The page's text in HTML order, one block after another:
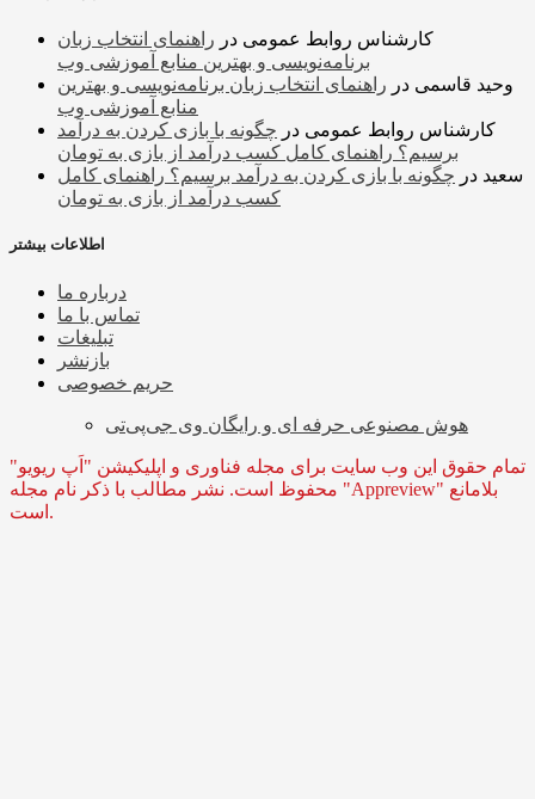
کارشناس روابط عمومی در راهنمای انتخاب زبان
برنامه‌نویسی و بهترین منابع آموزشی وب
وحید قاسمی در راهنمای انتخاب زبان برنامه‌نویسی و بهترین
منابع آموزشی وب
کارشناس روابط عمومی در چگونه با بازی کردن به درآمد
برسیم؟ راهنمای کامل کسب درآمد از بازی به تومان
سعید در چگونه با بازی کردن به درآمد برسیم؟ راهنمای کامل
کسب درآمد از بازی به تومان
اطلاعات بیشتر
درباره ما
تماس با ما
تبلیغات
بازنشر
حریم خصوصی
هوش مصنوعی حرفه ای و رایگان وی جی‌پی‌تی
تمام حقوق این وب سایت برای مجله فناوری و اپلیکیشن "اَپ ریویو"
محفوظ است. نشر مطالب با ذکر نام مجله "Appreview" بلامانع
است.